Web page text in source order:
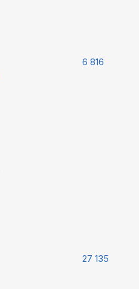
6 816
27 135